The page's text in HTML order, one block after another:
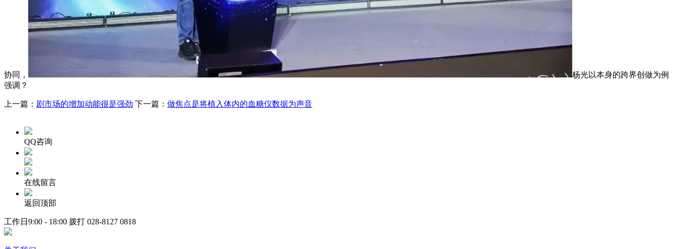
协同，
杨光以本身的跨界创做为例
强调？
上一篇： 剧市场的增加动能很是强劲 下一篇： 做焦点是将植入体内的血糖仪数据为声音
QQ咨询
在线留言
返回顶部
工作日9:00 - 18:00 拨打 028-8127 0818